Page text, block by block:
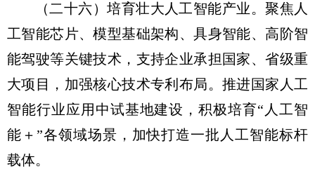
（二十六）培育壮大人工智能产业。聚焦人
工智能芯片、模型基础架构、具身智能、高阶智
能驾驶等关键技术，支持企业承担国家、省级重
大项目，加强核心技术专利布局。推进国家人工
智能行业应用中试基地建设，积极培育“人工智
能＋”各领域场景，加快打造一批人工智能标杆
载体。